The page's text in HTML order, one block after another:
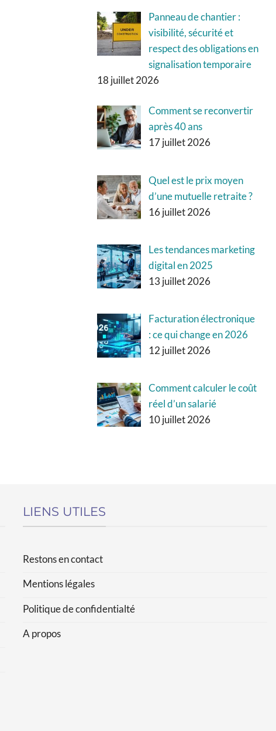
Panneau de chantier :
visibilité, sécurité et
respect des obligations en
signalisation temporaire
18 juillet 2026
Comment se reconvertir
après 40 ans
17 juillet 2026
Quel est le prix moyen
d’une mutuelle retraite ?
16 juillet 2026
Les tendances marketing
digital en 2025
13 juillet 2026
Facturation électronique
: ce qui change en 2026
12 juillet 2026
Comment calculer le coût
réel d’un salarié
10 juillet 2026
LIENS UTILES
Restons en contact
Mentions légales
Politique de confidentialté
A propos